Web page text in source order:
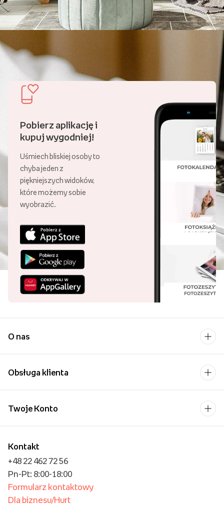
Pobierz aplikację i
kupuj wygodniej!
Uśmiech bliskiej osoby to
chyba jeden z
piękniejszych widoków,
które możemy sobie
wyobrazić.
O nas
Obsługa klienta
Kontakt
+48 22 462 72 56
Pn-Pt: 8:00-18:00
Formularz kontaktowy
Dla biznesu/Hurt
Twoje Konto